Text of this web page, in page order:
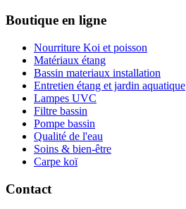
Boutique en ligne
Nourriture Koi et poisson
Matériaux étang
Bassin materiaux installation
Entretien étang et jardin aquatique
Lampes UVC
Filtre bassin
Pompe bassin
Qualité de l'eau
Soins & bien-être
Carpe koï
Contact